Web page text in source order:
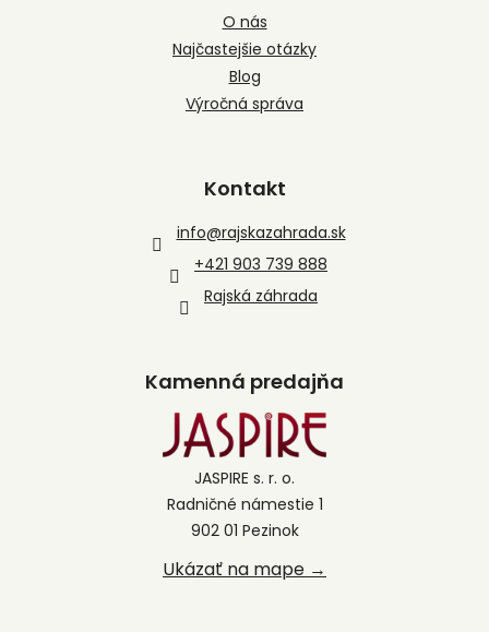
O nás
Najčastejšie otázky
Blog
Výročná správa
Kontakt
info@rajskazahrada.sk
+421 903 739 888
Rajská záhrada
Kamenná predajňa
JASPIRE s. r. o.
Radničné námestie 1
902 01 Pezinok
Ukázať na mape →